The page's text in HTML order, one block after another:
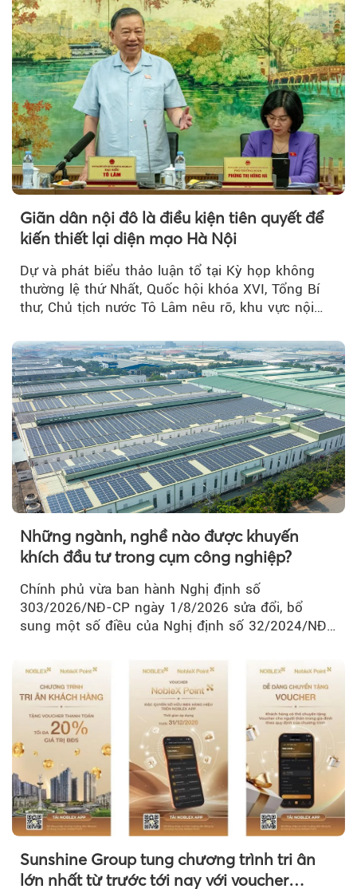
Giãn dân nội đô là điều kiện tiên quyết để
kiến thiết lại diện mạo Hà Nội
Dự và phát biểu thảo luận tổ tại Kỳ họp không
thường lệ thứ Nhất, Quốc hội khóa XVI, Tổng Bí
thư, Chủ tịch nước Tô Lâm nêu rõ, khu vực nội
Những ngành, nghề nào được khuyến
khích đầu tư trong cụm công nghiệp?
Chính phủ vừa ban hành Nghị định số
303/2026/NĐ-CP ngày 1/8/2026 sửa đổi, bổ
sung một số điều của Nghị định số 32/2024/NĐ-
Sunshine Group tung chương trình tri ân
lớn nhất từ trước tới nay với voucher